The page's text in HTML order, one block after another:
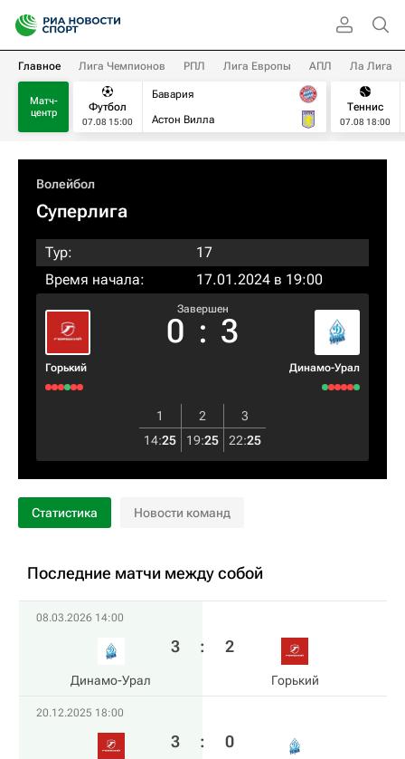
Главное Лига Чемпионов РПЛ Лига Европы АПЛ Ла Лига
Матч-
центр
Футбол
07.08 15:00
Бавария
Астон Вилла
Теннис
07.08 18:00
Волейбол
Суперлига
Тур:
17
Время начала:
17.01.2024 в 19:00
Горький
Завершен
0 : 3
Динамо-Урал
1 2
3
14:25 19:25 22:25
Статистика Новости команд
Последние матчи между собой
08.03.2026 14:00
Динамо-Урал
3 : 2
Горький
20.12.2025 18:00
3 : 0